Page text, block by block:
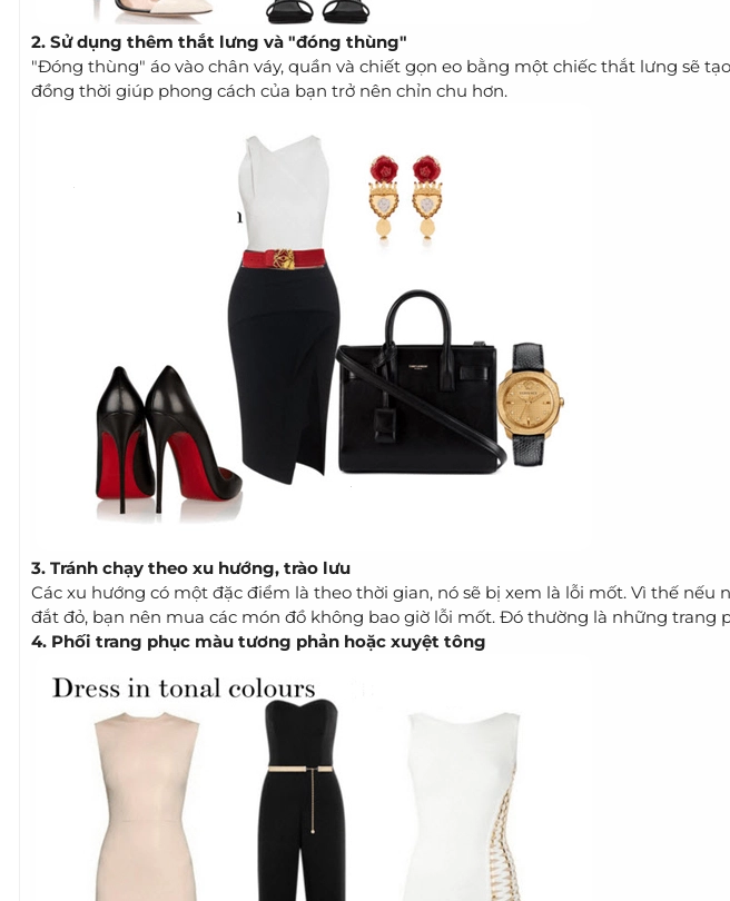
2. Sử dụng thêm thắt lưng và "đóng thùng"
"Đóng thùng" áo vào chân váy, quần và chiết gọn eo bằng một chiếc thắt lưng sẽ
đồng thời giúp phong cách của bạn trở nên chỉn chu hơn.
3. Tránh chạy theo xu hướng, trào lưu
Các xu hướng có một đặc điểm là theo thời gian, nó sẽ bị xem là lỗi mốt. Vì thế
đắt đỏ, bạn nên mua các món đồ không bao giờ lỗi mốt. Đó thường là những trang
4. Phối trang phục màu tương phản hoặc xuyệt tông